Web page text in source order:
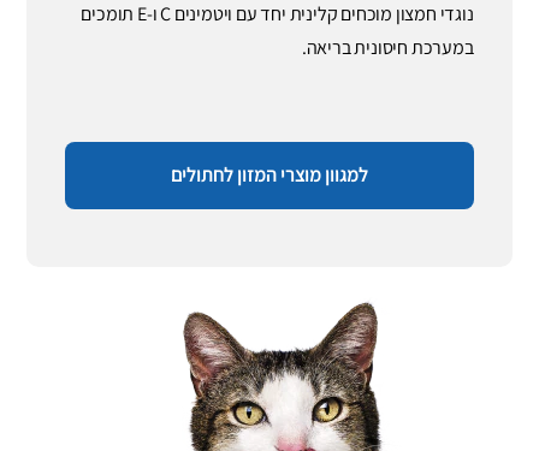
נוגדי חמצון מוכחים קלינית יחד עם ויטמינים C ו-E תומכים
במערכת חיסונית בריאה.
למגוון מוצרי המזון לחתולים